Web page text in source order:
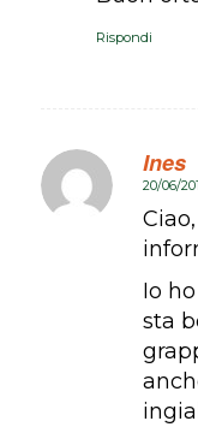
Rispondi
Ines
dice:
20/06/
Io
sta